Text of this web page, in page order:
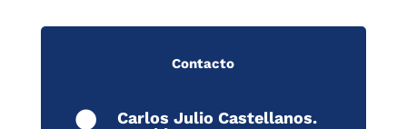
Contacto
Carlos Julio Castellanos.